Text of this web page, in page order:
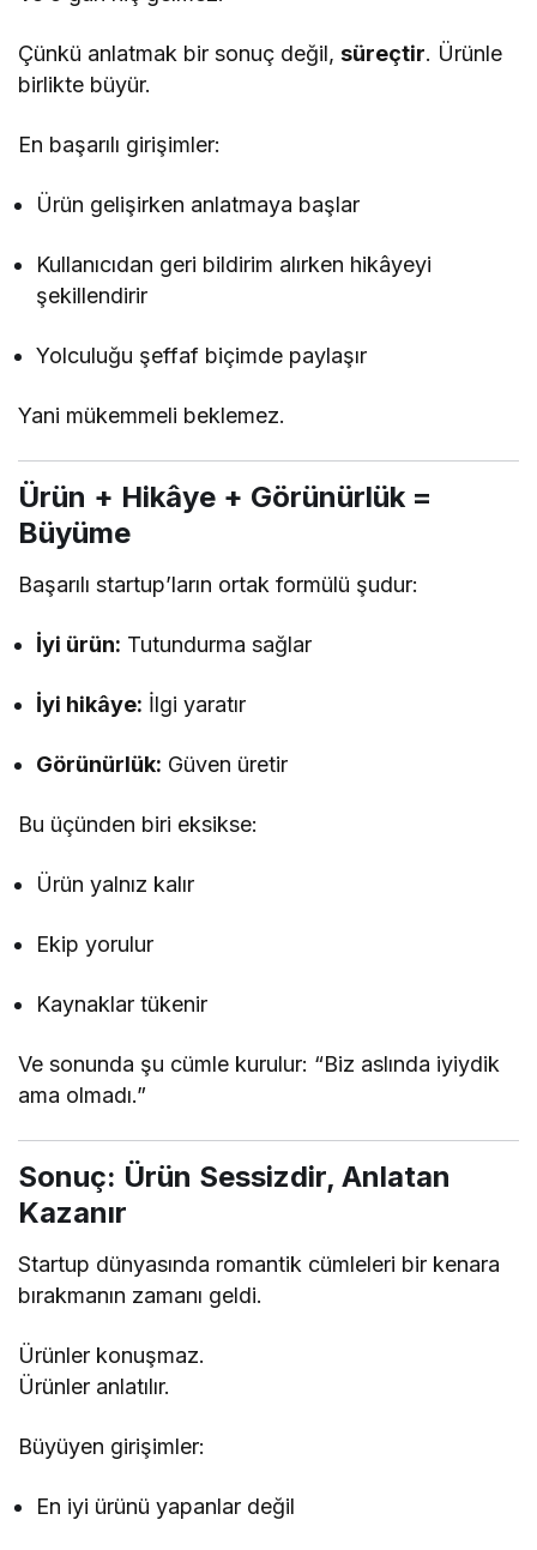
Çünkü anlatmak bir sonuç değil,süreçtir. Ürünle
birlikte büyür.
En başarılı girişimler:
Ürün gelişirken anlatmaya başlar
Kullanıcıdan geri bildirim alırken hikâyeyi
şekillendirir
Yolculuğu şeffaf biçimde paylaşır
Yani mükemmeli beklemez.
Ürün + Hikâye + Görünürlük =
Büyüme
Başarılı startup’ların ortak formülü şudur:
İyi ürün: Tutundurma sağlar
İyi hikâye: İlgi yaratır
Görünürlük: Güven üretir
Bu üçünden biri eksikse:
Ürün yalnız kalır
Ekip yorulur
Kaynaklar tükenir
Ve sonunda şu cümle kurulur: “Biz aslında iyiydik
ama olmadı.”
Sonuç: Ürün Sessizdir, Anlatan
Kazanır
Startup dünyasında romantik cümleleri bir kenara
bırakmanın zamanı geldi.
Ürünler konuşmaz.
Ürünler anlatılır.
Büyüyen girişimler:
En iyi ürünü yapanlar değil